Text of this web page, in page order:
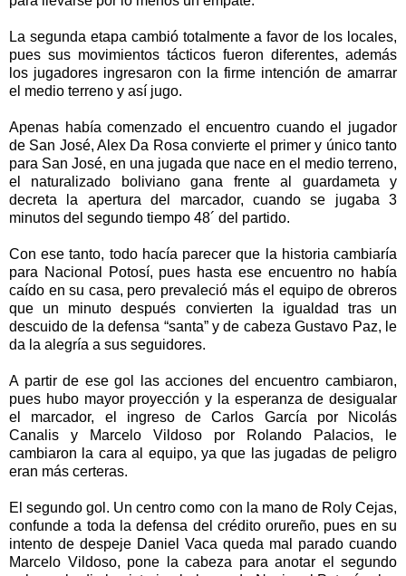
La segunda etapa cambió totalmente a favor de los locales,
pues sus movimientos tácticos fueron diferentes, además
los jugadores ingresaron con la firme intención de amarrar
el medio terreno y así jugo.
Apenas había comenzado el encuentro cuando el jugador
de San José, Alex Da Rosa convierte el primer y único tanto
para San José, en una jugada que nace en el medio terreno,
el naturalizado boliviano gana frente al guardameta y
decreta la apertura del marcador, cuando se jugaba 3
minutos del segundo tiempo 48´ del partido.
Con ese tanto, todo hacía parecer que la historia cambiaría
para Nacional Potosí, pues hasta ese encuentro no había
caído en su casa, pero prevaleció más el equipo de obreros
que un minuto después convierten la igualdad tras un
descuido de la defensa “santa” y de cabeza Gustavo Paz, le
da la alegría a sus seguidores.
A partir de ese gol las acciones del encuentro cambiaron,
pues hubo mayor proyección y la esperanza de desigualar
el marcador, el ingreso de Carlos García por Nicolás
Canalis y Marcelo Vildoso por Rolando Palacios, le
cambiaron la cara al equipo, ya que las jugadas de peligro
eran más certeras.
El segundo gol. Un centro como con la mano de Roly Cejas,
confunde a toda la defensa del crédito orureño, pues en su
intento de despeje Daniel Vaca queda mal parado cuando
Marcelo Vildoso, pone la cabeza para anotar el segundo